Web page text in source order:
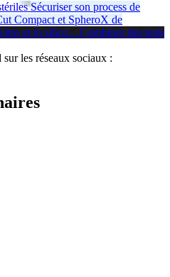
Sécuriser son process de
Compact et SpheroX de
et in silico…Combiner des tests
les réseaux sociaux :